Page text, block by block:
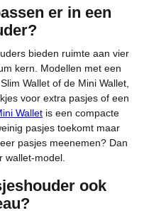
er in een
bieden ruimte aan vier
kern. Modellen met een
Wallet of de Mini Wallet,
voor extra pasjes of een
Wallet is een compacte
pasjes toekomt maar
pasjes meenemen? Dan
wallet-model.
ook